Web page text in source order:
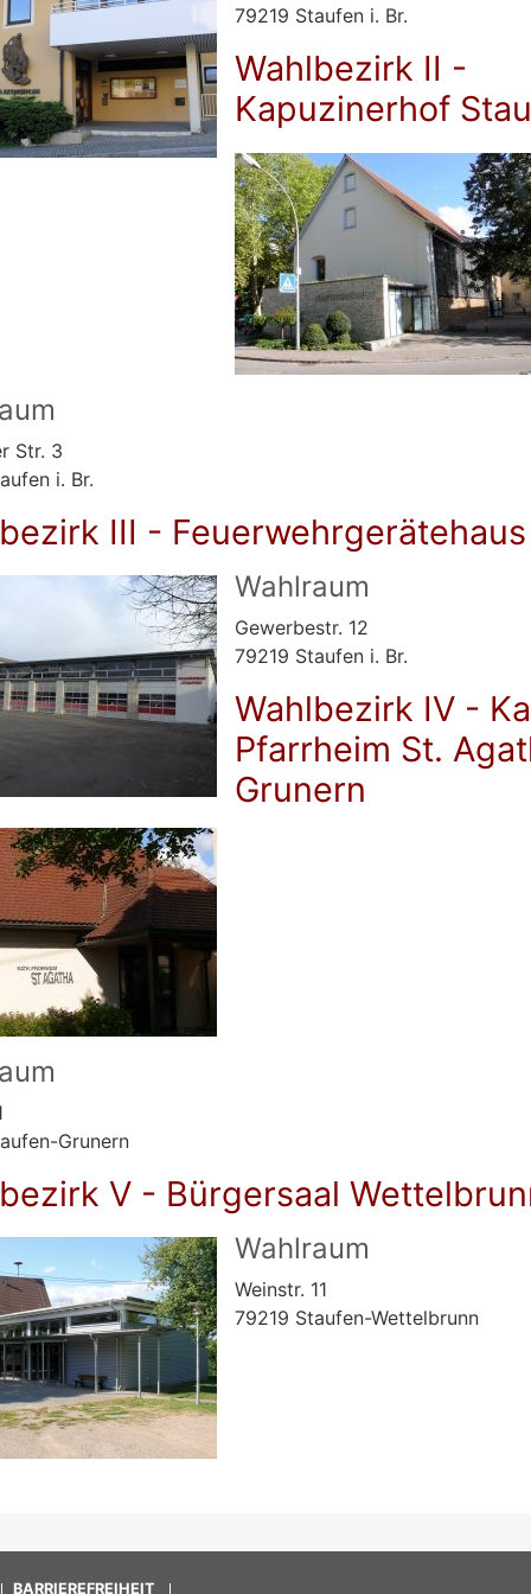
79219 Staufen i. Br.
Wahlbezirk II -
Kapuzinerhof
Str. 3
i. Br.
III - Feuerwehrgerätehaus
Wahlraum
Gewerbestr. 12
79219 Staufen i. Br.
Wahlbezirk IV -
Pfarrheim St.
Grunern
Grunern
V - Bürgersaal
Wahlraum
Weinstr. 11
79219 Staufen-Wettelbrunn
BARRIEREFREIHEIT